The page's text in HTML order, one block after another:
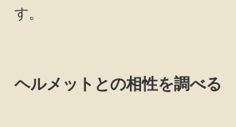
す。
ヘルメットとの相性を調べる